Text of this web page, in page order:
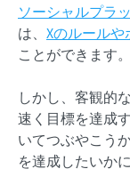
ソーシャルプラ
は、 Xのルールや
ことができます。
しかし、客観的
速く目標を達成
いてつぶやこう
を達成したいか